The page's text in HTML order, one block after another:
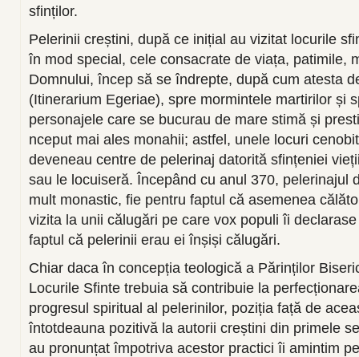
sfinților.
Pelerinii creștini, după ce inițial au vizitat locurile
în mod special, cele consacrate de viața, patimile,
Domnului, încep să se îndrepte, după cum atesta
(Itinerarium Egeriae), spre mormintele martirilor și
personajele care se bucurau de mare stimă și
nceput mai ales monahii; astfel, unele locuri
deveneau centre de pelerinaj datorită sfințeniei
sau le locuiseră. Începând cu anul 370, pelerinajul
mult monastic, fie pentru faptul că asemenea
vizita la unii călugări pe care vox populi îi
faptul că pelerinii erau ei înșiși călugări.
Chiar daca în concepția teologică a Părinților
Locurile Sfinte trebuia să contribuie la
progresul spiritual al pelerinilor, poziția față de
întotdeauna pozitivă la autorii creștini din primele
au pronunțat împotriva acestor practici îi amintim